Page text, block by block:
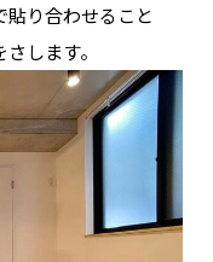
り合わせること
します。